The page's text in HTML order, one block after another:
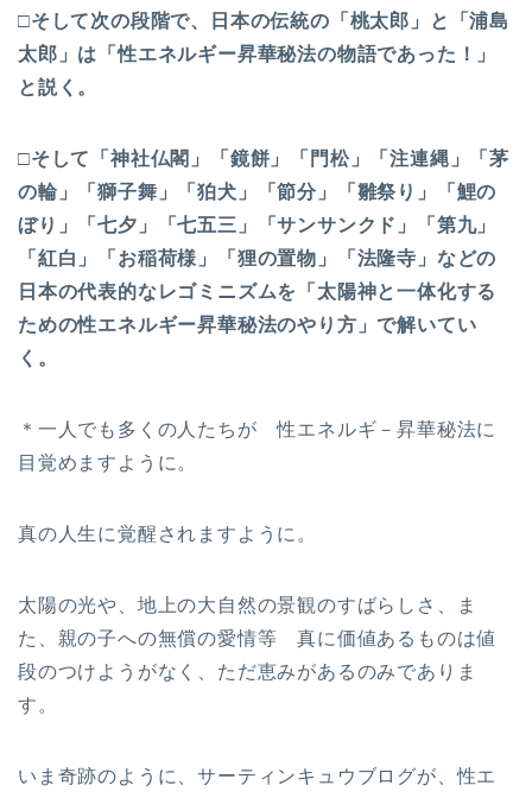
□そして次の段階で、日本の伝統の「桃太郎」と「浦島
太郎」は「性エネルギー昇華秘法の物語であった！」
と説く。
□そして「神社仏閣」「鏡餅」「門松」「注連縄」「茅
の輪」「獅子舞」「狛犬」「節分」「雛祭り」「鯉の
ぼり」「七夕」「七五三」「サンサンクド」「第九」
「紅白」「お稲荷様」「狸の置物」「法隆寺」などの
日本の代表的なレゴミニズムを「太陽神と一体化する
ための性エネルギー昇華秘法のやり方」で解いてい
く。
＊一人でも多くの人たちが 性エネルギ－昇華秘法に
目覚めますように。
真の人生に覚醒されますように。
太陽の光や、地上の大自然の景観のすばらしさ、ま
た、親の子への無償の愛情等 真に価値あるものは値
段のつけようがなく、ただ恵みがあるのみでありま
す。
いま奇跡のように、サーティンキュウブログが、性エ